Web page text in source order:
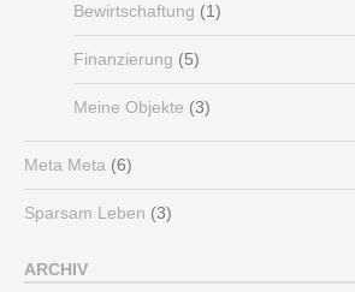
Bewirtschaftung (1)
Finanzierung (5)
Meine Objekte (3)
Meta Meta (6)
Sparsam Leben (3)
ARCHIV